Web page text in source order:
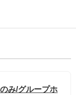
み/グループホ